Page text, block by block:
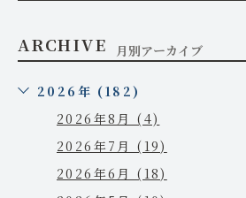
ARCHIVE 月別アーカイブ
2026年 (182)
2026年8月 (4)
2026年7月 (19)
2026年6月 (18)